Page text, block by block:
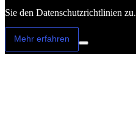
Sie den Datenschutzrichtlinien zu.
Mehr erfahren